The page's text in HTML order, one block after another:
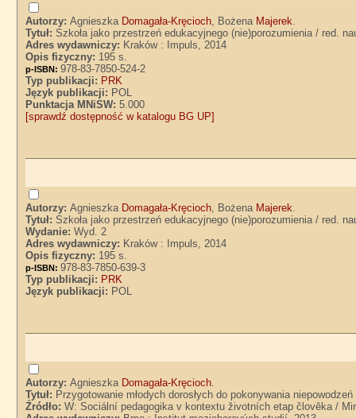
Autorzy:Agnieszka Domagała-Kręcioch, Bożena Majerek.
Tytuł:Szkoła jako przestrzeń edukacyjnego (nie)porozumienia / red.
Adres wydawniczy: Kraków : Impuls, 2014
Opis fizyczny: 195 s.
p-ISBN:978-83-7850-524-2
Typ publikacji: PRK
Język publikacji: POL
Punktacja MNiSW:5.000
[sprawdź dostępność w katalogu BG UP]
Autorzy:Agnieszka Domagała-Kręcioch, Bożena Majerek.
Tytuł:Szkoła jako przestrzeń edukacyjnego (nie)porozumienia / red.
Wydanie:Wyd. 2
Adres wydawniczy: Kraków : Impuls, 2014
Opis fizyczny: 195 s.
p-ISBN:978-83-7850-639-3
Typ publikacji: PRK
Język publikacji: POL
Autorzy:Agnieszka Domagała-Kręcioch.
Tytuł: Przygotowanie młodych dorosłych do pokonywania
Źródło:W: Sociální pedagogika v kontextu životních etap člověka /